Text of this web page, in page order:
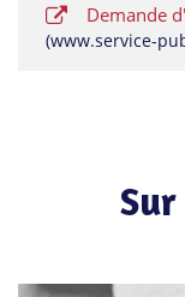
Demande
www.service-